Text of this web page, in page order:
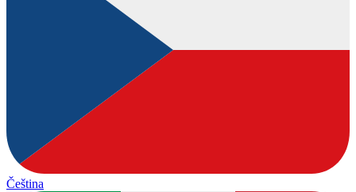
Čeština